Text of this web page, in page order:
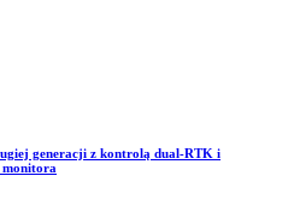
generacji z kontrolą dual-RTK i
monitora